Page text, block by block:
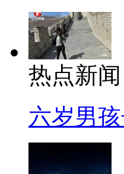
热点新闻
六岁男